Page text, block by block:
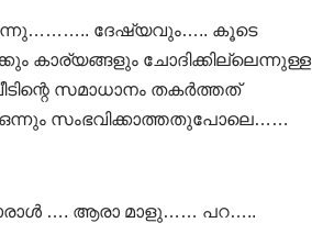
ദേഷ്യവും….. കൂടെ
ചോദിക്കില്ലെന്നുള്ള
സമാധാനം തകർത്തത്
സംഭവിക്കാത്തതുപോലെ……
…. ആരാ മാളു…… പറ…..